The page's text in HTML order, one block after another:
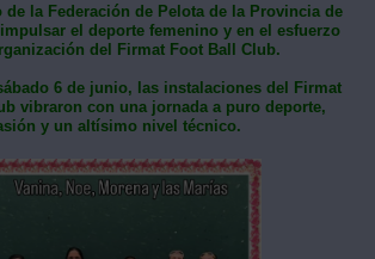
la Federación de Pelota de la Provincia de
el deporte femenino y en el esfuerzo
del Firmat Foot Ball Club.
6 de junio, las instalaciones del Firmat
vibraron con una jornada a puro deporte,
y un altísimo nivel técnico.